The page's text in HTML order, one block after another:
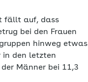
fällt auf, dass
bei den Frauen
hinweg etwas
in den letzten
Männer bei 11,3